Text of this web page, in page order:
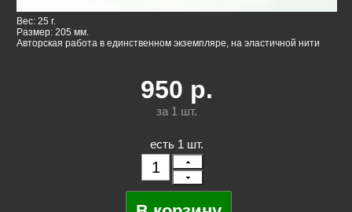
Вес: 25 г.
Размер: 205 мм.
Авторская работа в единственном экземпляре, на эластичной нити
950 р.
за 1 шт.
есть 1 шт.